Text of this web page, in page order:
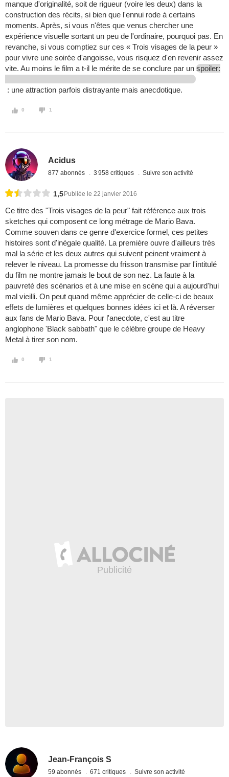
manque d'originalité, soit de rigueur (voire les deux) dans la
construction des récits, si bien que l'ennui rode à certains
moments. Après, si vous n'êtes que venus chercher une
expérience visuelle sortant un peu de l'ordinaire, pourquoi pas. En
revanche, si vous comptiez sur ces « Trois visages de la peur »
pour vivre une soirée d'angoisse, vous risquez d'en revenir assez
vite. Au moins le film a t-il le mérite de se conclure par un spoiler:
: une attraction parfois distrayante mais anecdotique.
0 1
Acidus
877 abonnés 3 958 critiques Suivre son activité
1,5 Publiée le 22 janvier 2016
Ce titre des "Trois visages de la peur" fait référence aux trois
sketches qui composent ce long métrage de Mario Bava.
Comme souven dans ce genre d'exercice formel, ces petites
histoires sont d'inégale qualité. La première ouvre d'ailleurs très
mal la série et les deux autres qui suivent peinent vraiment à
relever le niveau. La promesse du frisson transmise par l'intitulé
du film ne montre jamais le bout de son nez. La faute à la
pauvreté des scénarios et à une mise en scène qui a aujourd'hui
mal vieilli. On peut quand même apprécier de celle-ci de beaux
effets de lumières et quelques bonnes idées ici et là. A réverser
aux fans de Mario Bava. Pour l'anecdote, c'est au titre
anglophone 'Black sabbath" que le célèbre groupe de Heavy
Metal à tirer son nom.
0 1
Jean-François S
59 abonnés 671 critiques Suivre son activité